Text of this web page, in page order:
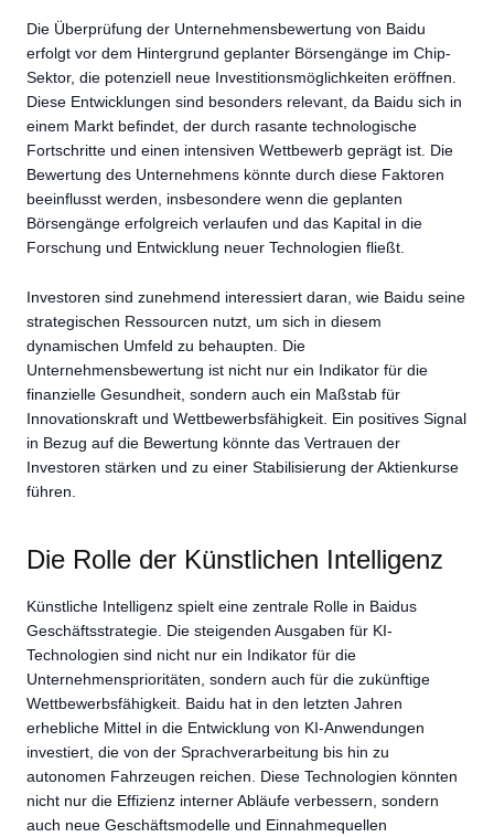
Die Überprüfung der Unternehmensbewertung von Baidu
erfolgt vor dem Hintergrund geplanter Börsengänge im Chip-
Sektor, die potenziell neue Investitionsmöglichkeiten eröffnen.
Diese Entwicklungen sind besonders relevant, da Baidu sich in
einem Markt befindet, der durch rasante technologische
Fortschritte und einen intensiven Wettbewerb geprägt ist. Die
Bewertung des Unternehmens könnte durch diese Faktoren
beeinflusst werden, insbesondere wenn die geplanten
Börsengänge erfolgreich verlaufen und das Kapital in die
Forschung und Entwicklung neuer Technologien fließt.
Investoren sind zunehmend interessiert daran, wie Baidu seine
strategischen Ressourcen nutzt, um sich in diesem
dynamischen Umfeld zu behaupten. Die
Unternehmensbewertung ist nicht nur ein Indikator für die
finanzielle Gesundheit, sondern auch ein Maßstab für
Innovationskraft und Wettbewerbsfähigkeit. Ein positives Signal
in Bezug auf die Bewertung könnte das Vertrauen der
Investoren stärken und zu einer Stabilisierung der Aktienkurse
führen.
Die Rolle der Künstlichen Intelligenz
Künstliche Intelligenz spielt eine zentrale Rolle in Baidus
Geschäftsstrategie. Die steigenden Ausgaben für KI-
Technologien sind nicht nur ein Indikator für die
Unternehmensprioritäten, sondern auch für die zukünftige
Wettbewerbsfähigkeit. Baidu hat in den letzten Jahren
erhebliche Mittel in die Entwicklung von KI-Anwendungen
investiert, die von der Sprachverarbeitung bis hin zu
autonomen Fahrzeugen reichen. Diese Technologien könnten
nicht nur die Effizienz interner Abläufe verbessern, sondern
auch neue Geschäftsmodelle und Einnahmequellen